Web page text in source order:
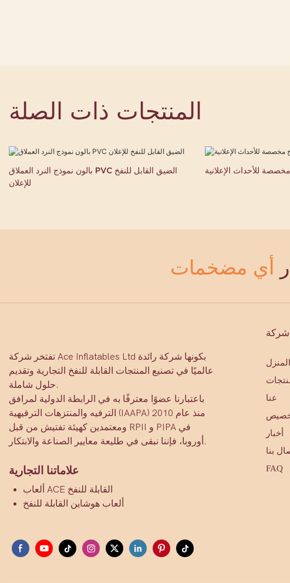
المنتجات ذات الصلة
بالون نموذج النرد العملاق PVC الضيق القابل للنفخ
للإعلان
للأحداث الإعلانية
تفتخر شركة Ace Inflatables Ltd بكونها شركة رائدة
عالميًا في تصنيع المنتجات القابلة للنفخ التجارية وتقديم
حلول شاملة.
باعتبارنا عضوًا معترفًا به في الرابطة الدولية لمرافق
الترفيه والمنتزهات الترفيهية (IAAPA) منذ عام 2010
ومعتمدين كهيئة تفتيش من قبل RPII و PIPA في
أوروبا، فإننا نبقى في طليعة معايير الصناعة والابتكار.
علاماتنا التجارية
ألعاب ACE القابلة للنفخ
ألعاب هوشاين القابلة للنفخ
شركة
المنزل
عنا
أخبار
بنا
FAQ